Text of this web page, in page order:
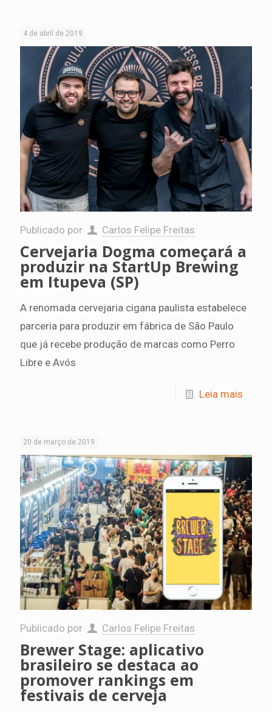
4 de abril de 2019
Publicado por Carlos Felipe Freitas
Cervejaria Dogma começará a
produzir na StartUp Brewing
em Itupeva (SP)
A renomada cervejaria cigana paulista estabelece
parceria para produzir em fábrica de São Paulo
que já recebe produção de marcas como Perro
Libre e Avós
Leia mais
20 de março de 2019
Publicado por Carlos Felipe Freitas
Brewer Stage: aplicativo
brasileiro se destaca ao
promover rankings em
festivais de cerveja